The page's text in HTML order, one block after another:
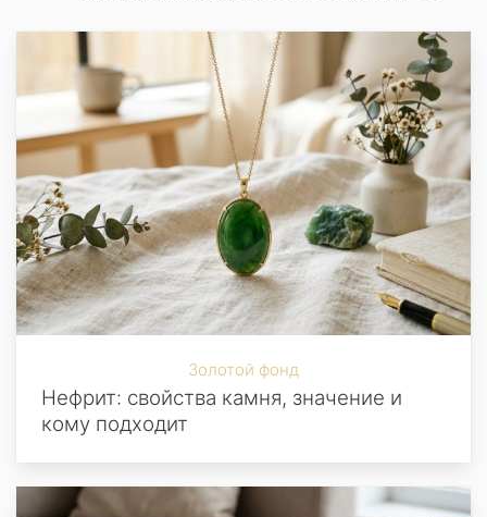
Золотой фонд
Нефрит: свойства камня, значение и
кому подходит